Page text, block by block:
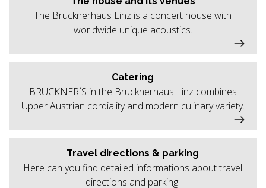
The Brucknerhaus Linz is a concert house with
worldwide unique acoustics.
Catering
BRUCKNER´S in the Brucknerhaus Linz combines
Upper Austrian cordiality and modern culinary variety.
Travel directions & parking
Here can you find detailed informations about travel
directions and parking.